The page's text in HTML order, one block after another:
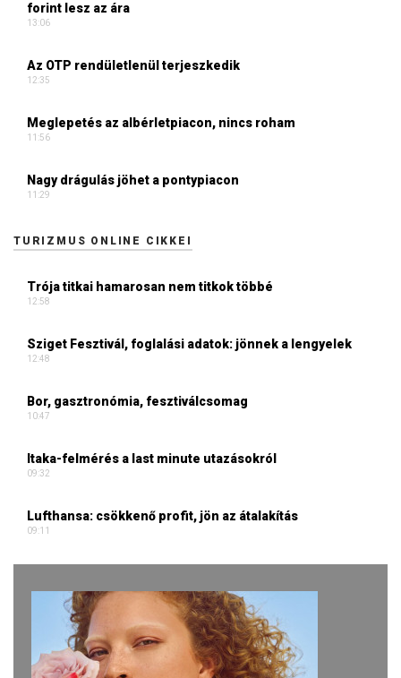
forint lesz az ára
13:06
Az OTP rendületlenül terjeszkedik
12:35
Meglepetés az albérletpiacon, nincs roham
11:56
Nagy drágulás jöhet a pontypiacon
11:29
TURIZMUS ONLINE CIKKEI
Trója titkai hamarosan nem titkok többé
12:58
Sziget Fesztivál, foglalási adatok: jönnek a lengyelek
12:48
Bor, gasztronómia, fesztiválcsomag
10:47
Itaka-felmérés a last minute utazásokról
09:32
Lufthansa: csökkenő profit, jön az átalakítás
09:11